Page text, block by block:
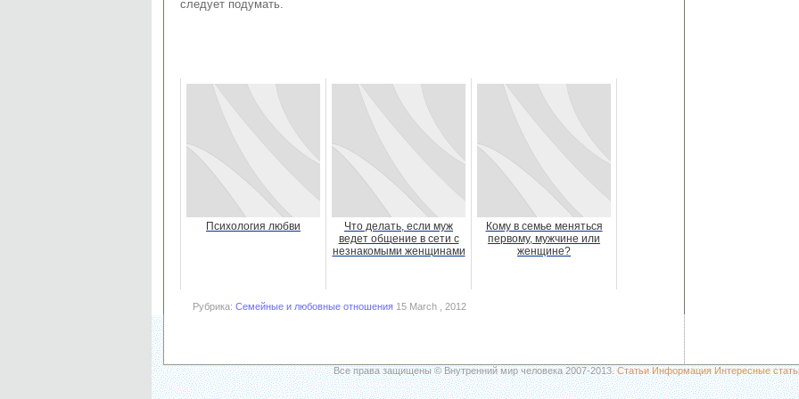
следует подумать.
Психология любви
Что делать, если муж
ведет общение в сети с
незнакомыми женщинами
Кому в семье меняться
первому, мужчине или
женщине?
Рубрика: Семейные и любовные отношения 15 March , 2012
Все права защищены © Внутренний мир человека 2007-2013.Статьи Информация Интересные